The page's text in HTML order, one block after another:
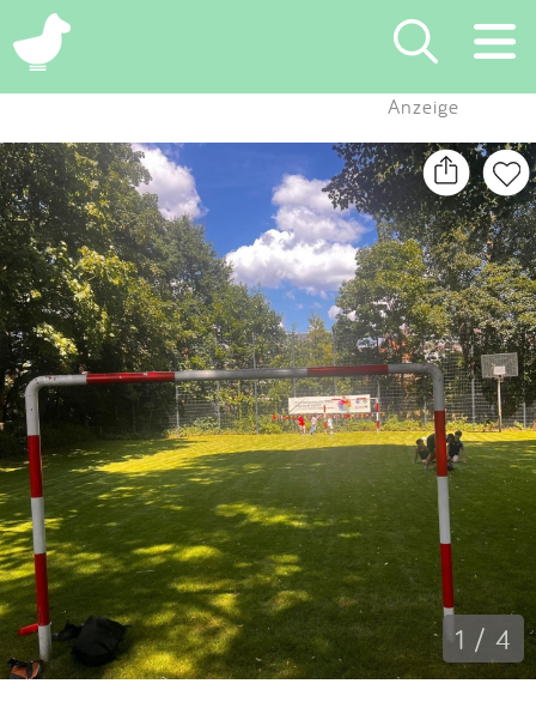
×
Suchen
Eintragen
App
Blog
Partner
Kontakt
Impressum
Anmelden
Anzeige
1 / 4